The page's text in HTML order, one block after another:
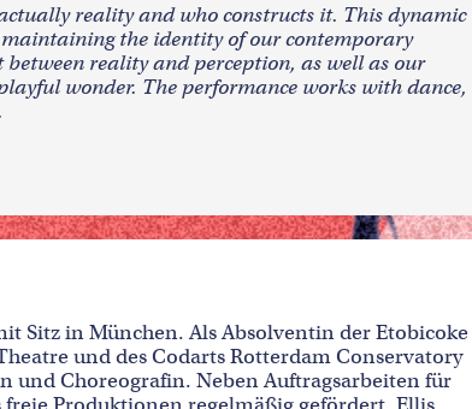
reality and who constructs it. This dynamic
the identity of our contemporary
between reality and perception, as well as our
wonder. The performance works with dance,
Sitz in München. Als Absolventin der Etobicoke
und des Codarts Rotterdam Conservatory
und Choreografin. Neben Auftragsarbeiten für